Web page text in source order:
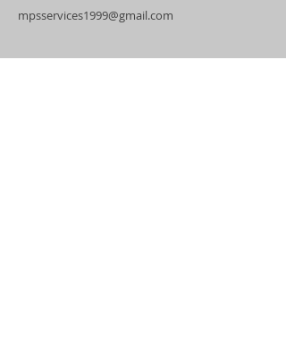
mpsservices1999@gmail.com